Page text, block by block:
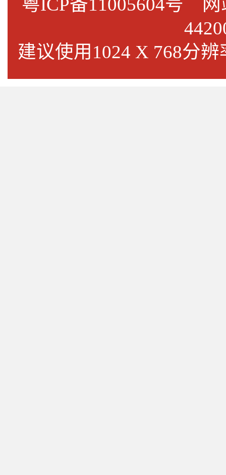
粤ICP备11005604号 网
建议使用1024 X 768分